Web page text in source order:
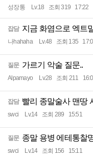
성장통 Lv.18 조회 319 17:22
잡담 지금 화염으로 엑트
나hahaha Lv.48 조회 135
질문 가르기 악술 질문..
Alpamayo Lv.28 조회 211
잡담 빨리 종말술사 맨땅
swci Lv.14 조회 289 15:51
질문 종말 용병 에테통찰
swci Lv.14 조회 156 15:11